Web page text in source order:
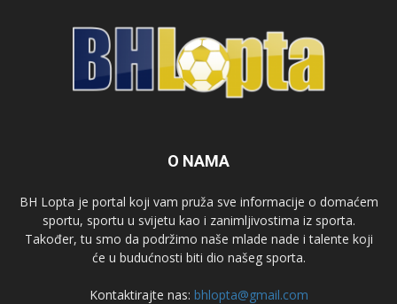
O NAMA
BH Lopta je portal koji vam pruža sve informacije o domaćem
sportu, sportu u svijetu kao i zanimljivostima iz sporta.
Također, tu smo da podržimo naše mlade nade i talente koji
će u budućnosti biti dio našeg sporta.
Kontaktirajte nas: bhlopta@gmail.com